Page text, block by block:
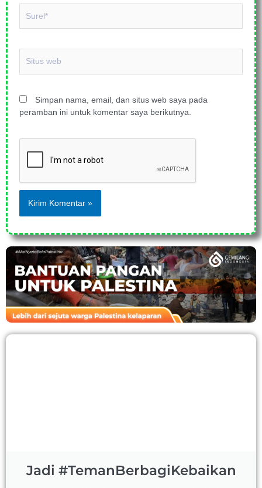
web
Simpan nama, email, dan situs web saya pada
peramban ini untuk komentar saya berikutnya.
Jadi #TemanBerbagiKebaikan